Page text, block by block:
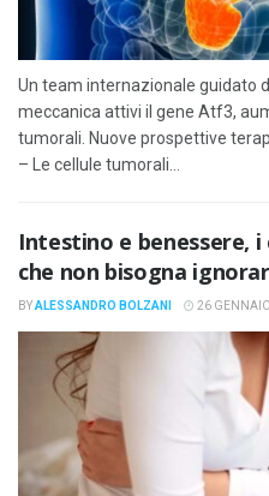
Un team internazionale guidato
meccanica attivi il gene Atf3,
tumorali. Nuove prospettive
– Le cellule tumorali...
Intestino e benessere, i
che non bisogna
BYALESSANDRO BOLZANI 26